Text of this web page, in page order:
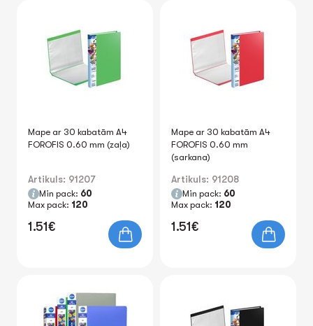
Mape ar 30 kabatām A4
FOROFIS 0.60 mm (zaļa)
Artikuls: 91207
Min pack: 60
Max pack: 120
1.51€
Mape ar 30 kabatām A4
FOROFIS 0.60 mm
(sarkana)
Artikuls: 91208
Min pack: 60
Max pack: 120
1.51€